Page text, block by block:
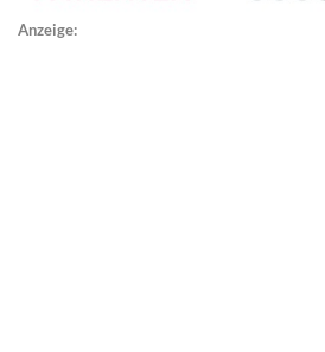
Anzeige: